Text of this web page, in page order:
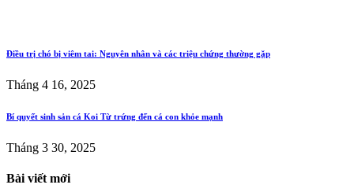
Điều trị chó bị viêm tai: Nguyên nhân và các triệu chứng thường gặp
Tháng 4 16, 2025
Bí quyết sinh sản cá Koi Từ trứng đến cá con khỏe mạnh
Tháng 3 30, 2025
Bài viết mới